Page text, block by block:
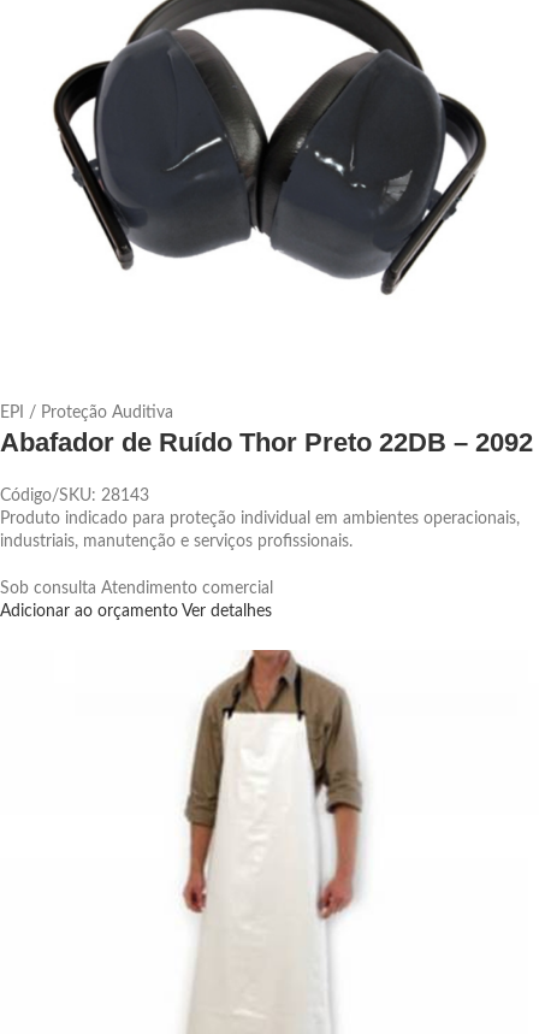
EPI / Proteção Auditiva
Abafador de Ruído Thor Preto 22DB – 2092
Código/SKU: 28143
Produto indicado para proteção individual em ambientes operacionais,
industriais, manutenção e serviços profissionais.
Sob consulta Atendimento comercial
Adicionar ao orçamento Ver detalhes